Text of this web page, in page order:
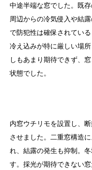
中途半端な窓でした。既
周辺からの冷気侵入や結
で防犯性は確保されてい
冷え込みが特に厳しい場
しもあまり期待できず、
状態でした。
内窓ウチリモを設置し、
させました。二重窓構造
れ、結露の発生も抑制。
す。採光が期待できない